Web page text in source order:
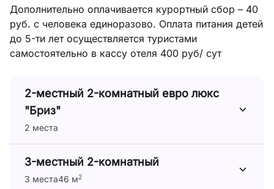
Дополнительно оплачивается курортный сбор – 40
руб. с человека единоразово. Оплата питания детей
до 5-ти лет осуществляется туристами
самостоятельно в кассу отеля 400 руб/ сут
2-местный 2-комнатный евро люкс
"Бриз"
2 места
3-местный 2-комнатный
3 места46 м2